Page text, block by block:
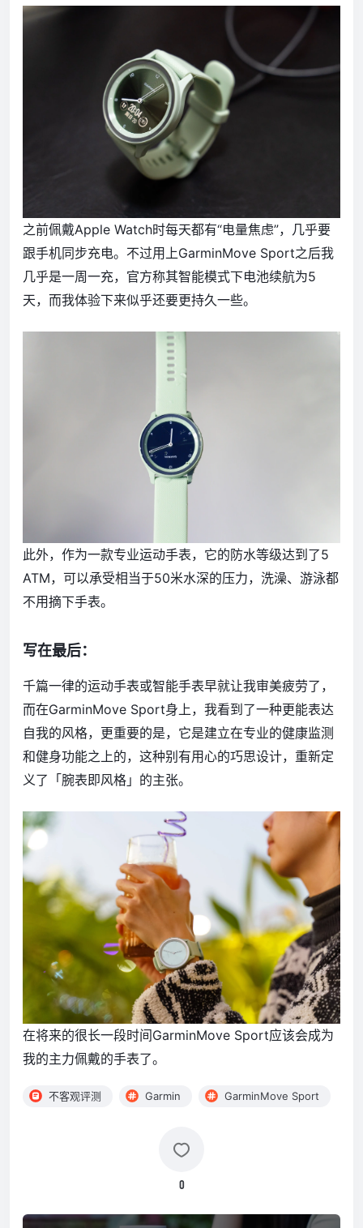
之前佩戴Apple Watch时每天都有“电量焦虑”，几乎要
跟手机同步充电。不过用上GarminMove Sport之后我
几乎是一周一充，官方称其智能模式下电池续航为5
天，而我体验下来似乎还要更持久一些。
此外，作为一款专业运动手表，它的防水等级达到了5
ATM，可以承受相当于50米水深的压力，洗澡、游泳都
不用摘下手表。
写在最后：
千篇一律的运动手表或智能手表早就让我审美疲劳了，
而在GarminMove Sport身上，我看到了一种更能表达
自我的风格，更重要的是，它是建立在专业的健康监测
和健身功能之上的，这种别有用心的巧思设计，重新定
义了「腕表即风格」的主张。
在将来的很长一段时间GarminMove Sport应该会成为
我的主力佩戴的手表了。
不客观评测 Garmin GarminMove Sport
0